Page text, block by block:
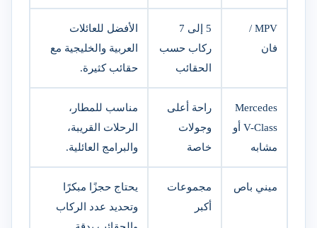
MPV /
فان
5 إلى 7
ركاب حسب
الحقائب
الأفضل للعائلات
العربية والخليجية مع
حقائب كثيرة.
Mercedes
V-Class أو
مشابه
راحة أعلى
وجولات
خاصة
مناسب للمطار،
الرحلات القريبة،
والبرامج العائلية.
ميني باص
مجموعات
أكبر
يحتاج حجزًا مبكرًا
وتحديد عدد الركاب